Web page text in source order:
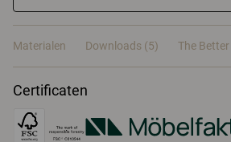
Materialen Downloads (5) The
Certificaten